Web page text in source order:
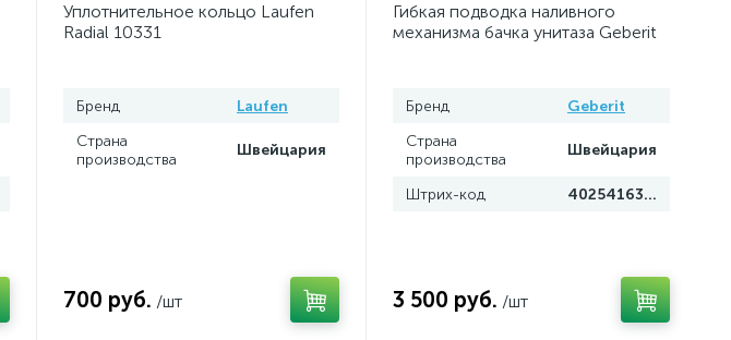
Уплотнительное кольцо Laufen
Radial 10331
Бренд
Laufen
Страна
производства
Швейцария
700 руб. /шт
Гибкая подводка наливного
механизма бачка унитаза Geberit
Бренд
Geberit
Страна
производства
Швейцария
Штрих-код 4025416360872
3 500 руб. /шт